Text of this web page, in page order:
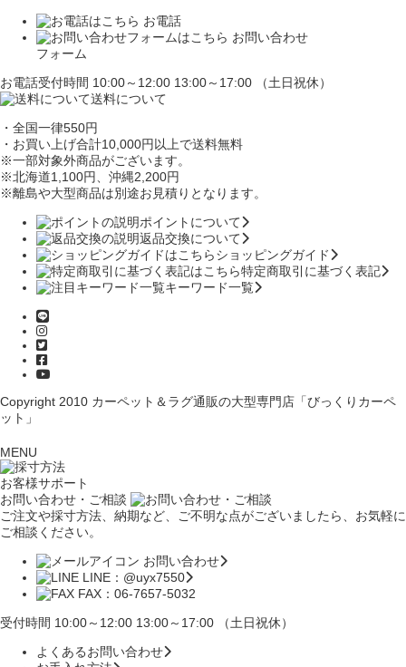
お電話
お問い合わせ
フォーム
お電話受付時間 10:00～12:00 13:00～17:00 （土日祝休）
送料について
・全国一律550円
・お買い上げ合計10,000円 以上で送料無料
※一部対象外商品がございます。
※北海道1,100円
、沖縄2,200円
※離島や大型商品は別途お見積りとなります。
ポイントについて
返品交換について
ショッピングガイド
特定商取引に基づく表記
キーワード一覧
Copyright 2010 カーペット＆ラグ通販の大型専門店「びっくりカーペ
ット」
MENU
お客様サポート
お問い合わせ・ご相談
ご注文や採寸方法、納期など、ご不明な点がございましたら、お気軽に
ご相談ください。
お問い合わせ
LINE：@uyx7550
FAX：06-7657-5032
受付時間 10:00～12:00 13:00～17:00 （土日祝休）
よくあるお問い合わせ